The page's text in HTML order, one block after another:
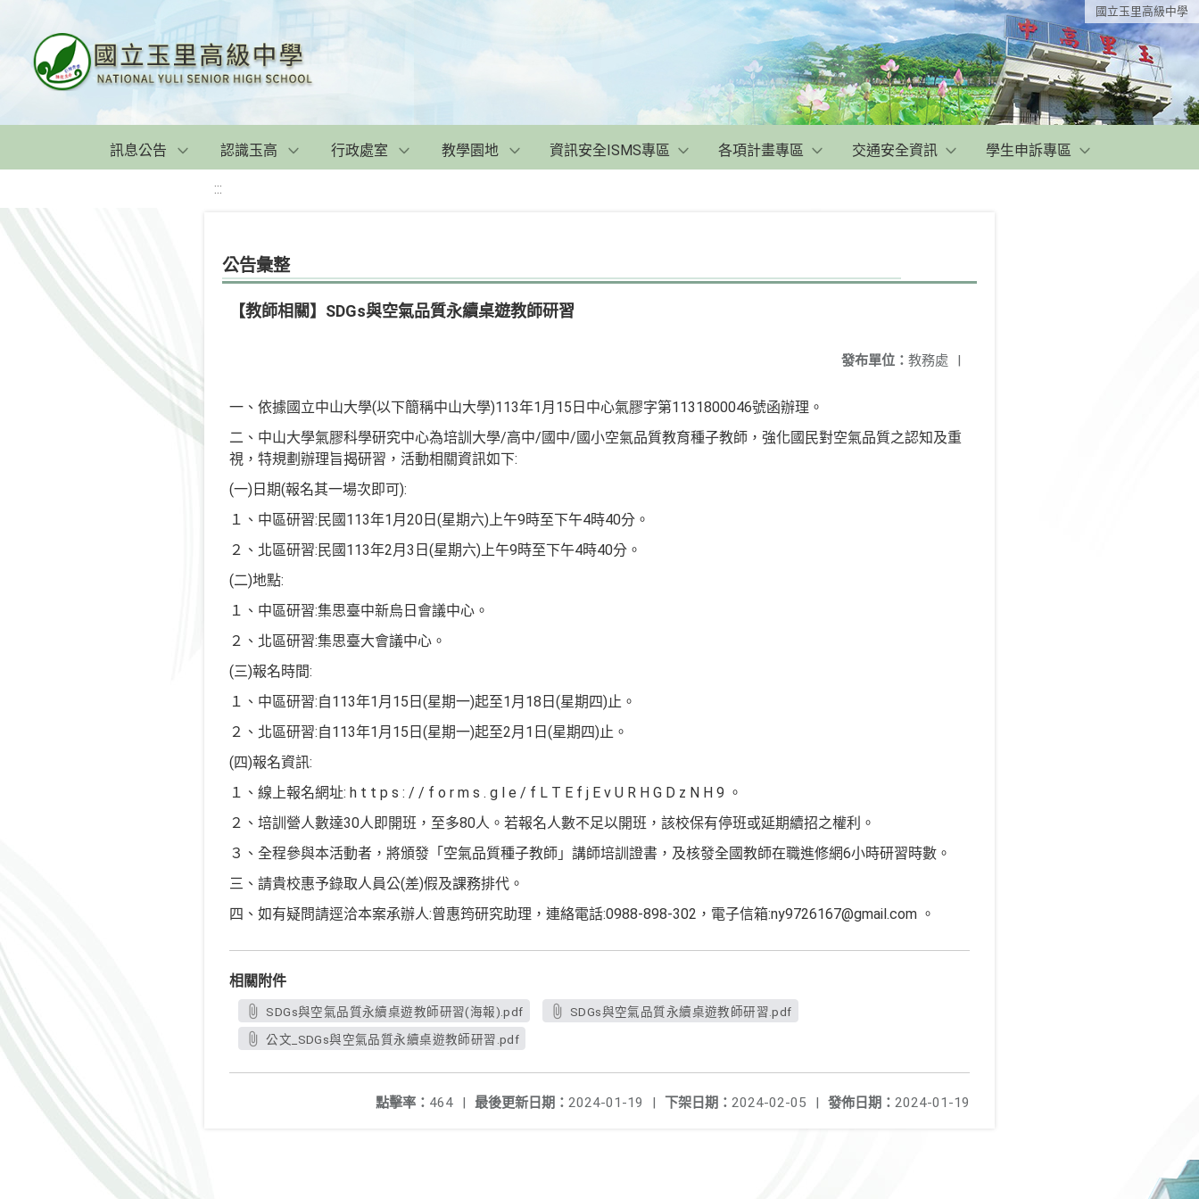
國立玉里高級中學
訊息公告 認識玉高 行政處室 教學園地 資訊安全ISMS專區 各項計畫專區 交通安全資訊 學生申訴專區
:::
公告彙整
【教師相關】SDGs與空氣品質永續桌遊教師研習
發布單位： 教務處 |
一、依據國立中山大學(以下簡稱中山大學)113年1月15日中心氣膠字第1131800046號函辦理。
二、中山大學氣膠科學研究中心為培訓大學/高中/國中/國小空氣品質教育種子教師，強化國民對空氣品質之認知及重
視，特規劃辦理旨揭研習，活動相關資訊如下:
(一)日期(報名其一場次即可):
１、中區研習:民國113年1月20日(星期六)上午9時至下午4時40分。
２、北區研習:民國113年2月3日(星期六)上午9時至下午4時40分。
(二)地點:
１、中區研習:集思臺中新烏日會議中心。
２、北區研習:集思臺大會議中心。
(三)報名時間:
１、中區研習:自113年1月15日(星期一)起至1月18日(星期四)止。
２、北區研習:自113年1月15日(星期一)起至2月1日(星期四)止。
(四)報名資訊:
１、線上報名網址: h t t p s : / / f o r m s . g l e / f L T E f j E v U R H G D z N H 9 。
２、培訓營人數達30人即開班，至多80人。若報名人數不足以開班，該校保有停班或延期續招之權利。
３、全程參與本活動者，將頒發「空氣品質種子教師」講師培訓證書，及核發全國教師在職進修網6小時研習時數。
三、請貴校惠予錄取人員公(差)假及課務排代。
四、如有疑問請逕洽本案承辦人:曾惠筠研究助理，連絡電話:0988-898-302，電子信箱:ny9726167@gmail.com 。
相關附件
SDGs與空氣品質永續桌遊教師研習(海報).pdf
SDGs與空氣品質永續桌遊教師研習.pdf
公文_SDGs與空氣品質永續桌遊教師研習.pdf
發佈日期： 2024-01-19
下架日期： 2024-02-05 |
最後更新日期： 2024-01-19 |
點擊率： 464 |